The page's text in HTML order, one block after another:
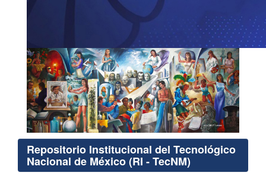
Repositorio Institucional del Tecnológico
Nacional de México (RI - TecNM)